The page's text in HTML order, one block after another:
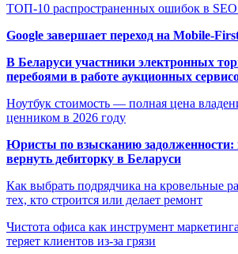
ТОП-10 распространенных ошибок в
Google завершает переход на Mobile-
В Беларуси участники электронных
перебоями в работе аукционных
Ноутбук стоимость — полная цена
ценником в 2026 году
Юристы по взысканию задолженности:
вернуть дебиторку в Беларуси
Как выбрать подрядчика на кровельные
тех, кто строится или делает ремонт
Чистота офиса как инструмент
теряет клиентов из-за грязи